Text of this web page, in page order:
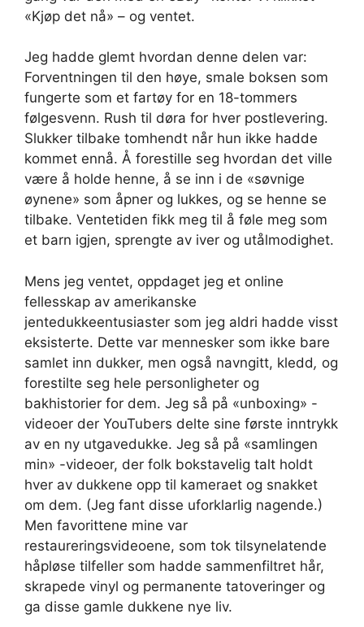
«Kjøp det nå» – og ventet.
Jeg hadde glemt hvordan denne delen var:
Forventningen til den høye, smale boksen som
fungerte som et fartøy for en 18-tommers
følgesvenn. Rush til døra for hver postlevering.
Slukker tilbake tomhendt når hun ikke hadde
kommet ennå. Å forestille seg hvordan det ville
være å holde henne, å se inn i de «søvnige
øynene» som åpner og lukkes, og se henne se
tilbake. Ventetiden fikk meg til å føle meg som
et barn igjen, sprengte av iver og utålmodighet.
Mens jeg ventet, oppdaget jeg et online
fellesskap av amerikanske
jentedukkeentusiaster som jeg aldri hadde visst
eksisterte. Dette var mennesker som ikke bare
samlet inn dukker, men også navngitt, kledd, og
forestilte seg hele personligheter og
bakhistorier for dem. Jeg så på «unboxing» -
videoer der YouTubers delte sine første inntrykk
av en ny utgavedukke. Jeg så på «samlingen
min» -videoer, der folk bokstavelig talt holdt
hver av dukkene opp til kameraet og snakket
om dem. (Jeg fant disse uforklarlig nagende.)
Men favorittene mine var
restaureringsvideoene, som tok tilsynelatende
håpløse tilfeller som hadde sammenfiltret hår,
skrapede vinyl og permanente tatoveringer og
ga disse gamle dukkene nye liv.